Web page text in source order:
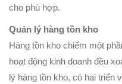
cho phù hợp.
Quản lý hàng tồn kho
Hàng tồn kho chiếm một
hoạt động kinh doanh đều
lý hàng tồn kho, có hai triển